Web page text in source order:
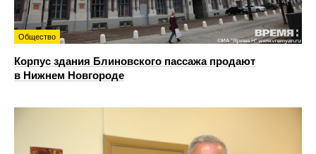
Общество
Корпус здания Блиновского пассажа продают
в Нижнем Новгороде